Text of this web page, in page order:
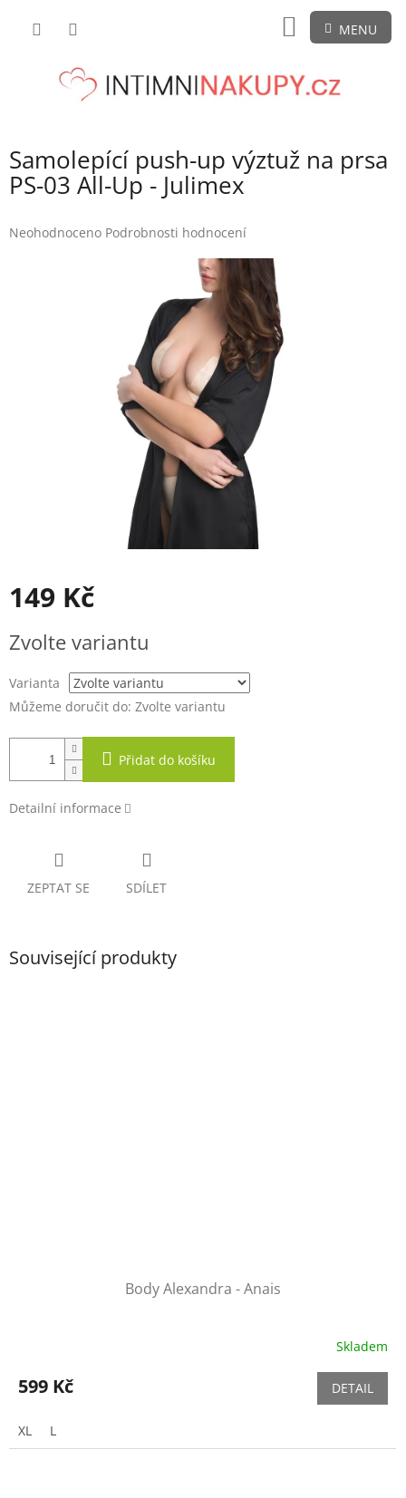
NÁKUPNÍ
KOŠÍK
Samolepící push-up výztuž na prsa
PS-03 All-Up - Julimex
Průměrné
Neohodnoceno Podrobnosti hodnocení
149 Kč
cena:
Zvolte variantu
Varianta
Můžeme doručit do: Zvolte variantu
Přidat do košíku
Detailní informace
ZEPTAT SE SDÍLET
Související produkty
Body Alexandra - Anais
Skladem
599 Kč DETAIL
XL L